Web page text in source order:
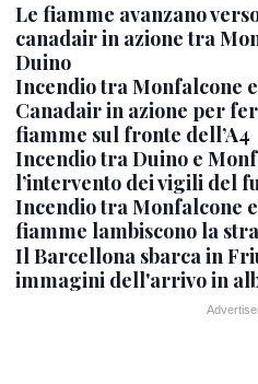
Le fiamme avanzano
canadair in azione tra
Duino
Incendio tra Monfalcone
Canadair in azione per
fiamme sul fronte dell’A4
Incendio tra Duino e
l’intervento dei vigili del
Incendio tra Monfalcone
fiamme lambiscono la
Il Barcellona sbarca in
immagini dell'arrivo in